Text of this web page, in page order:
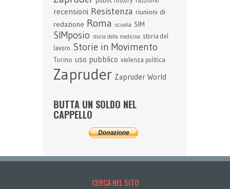
recensioni Resistenza riunioni di
redazione Roma scuola SIM
SIMposio storia della medicina storia del
lavoro Storie in Movimento
Torino uso pubblico violenza politica
Zapruder Zapruder World
BUTTA UN SOLDO NEL
CAPPELLO
CERCA NEL SITO